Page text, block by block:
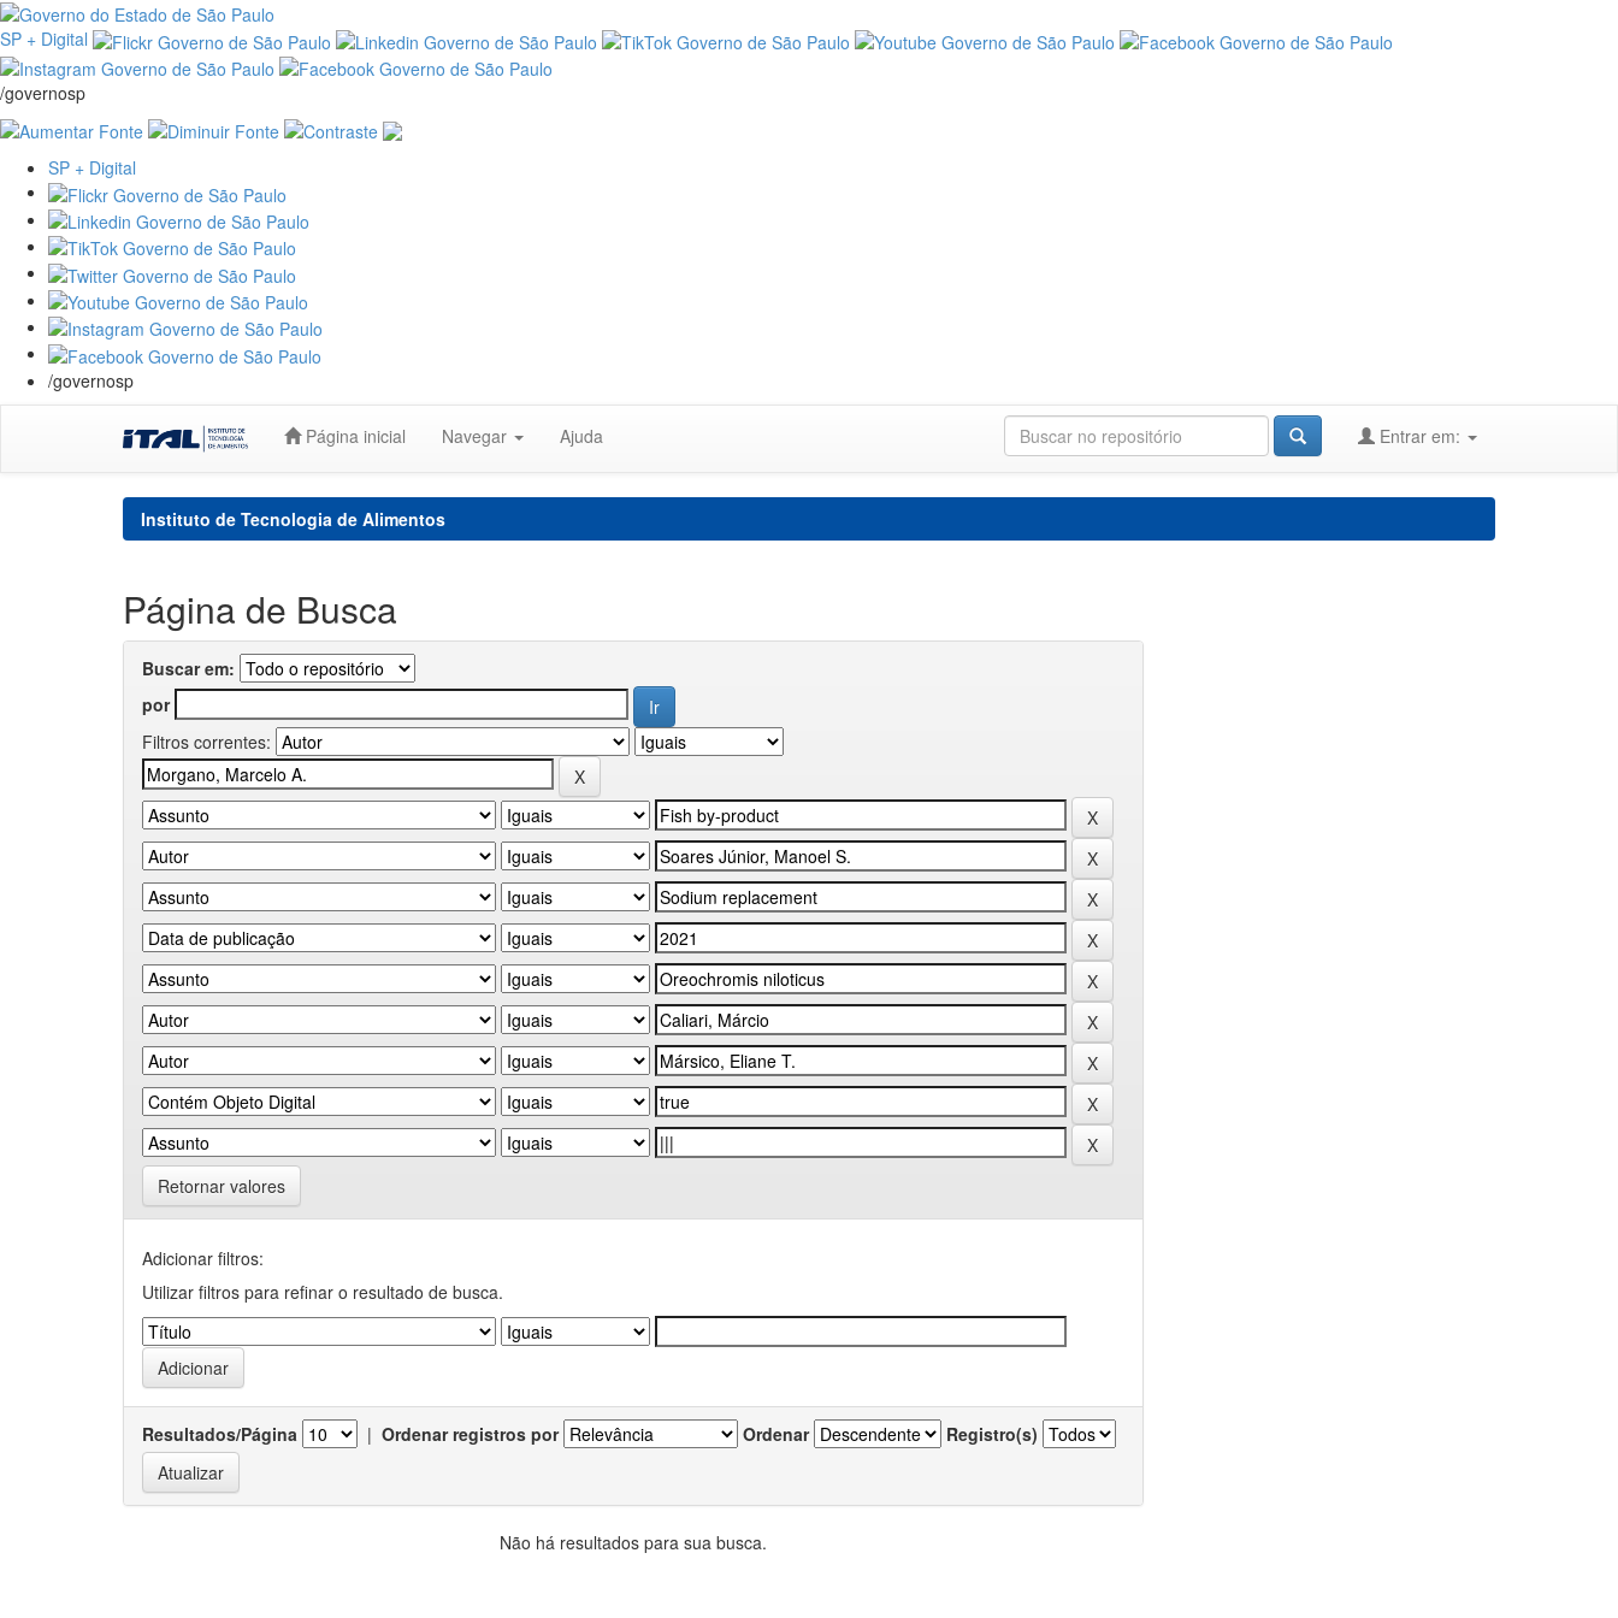
SP + Digital
/governosp
SP + Digital
/governosp
Página inicial Navegar Ajuda Entrar em:
Instituto de Tecnologia de Alimentos
Página de Busca
Buscar em:
por
Filtros correntes:
Retornar valores
Adicionar filtros:
Utilizar filtros para refinar o resultado de busca.
Resultados/Página | Ordenar registros por Ordenar Registro(s)
Não há resultados para sua busca.